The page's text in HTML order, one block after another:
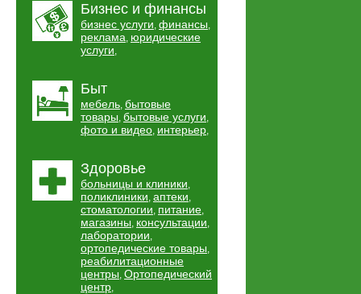
Бизнес и финансы
бизнес услуги, финансы,
реклама, юридические
услуги,
Быт
мебель, бытовые
товары, бытовые услуги,
фото и видео, интерьер,
Здоровье
больницы и клиники,
поликлиники, аптеки,
стоматологии, питание,
магазины, консультации,
лаборатории,
ортопедические товары,
реабилитационные
центры, Ортопедический
центр,